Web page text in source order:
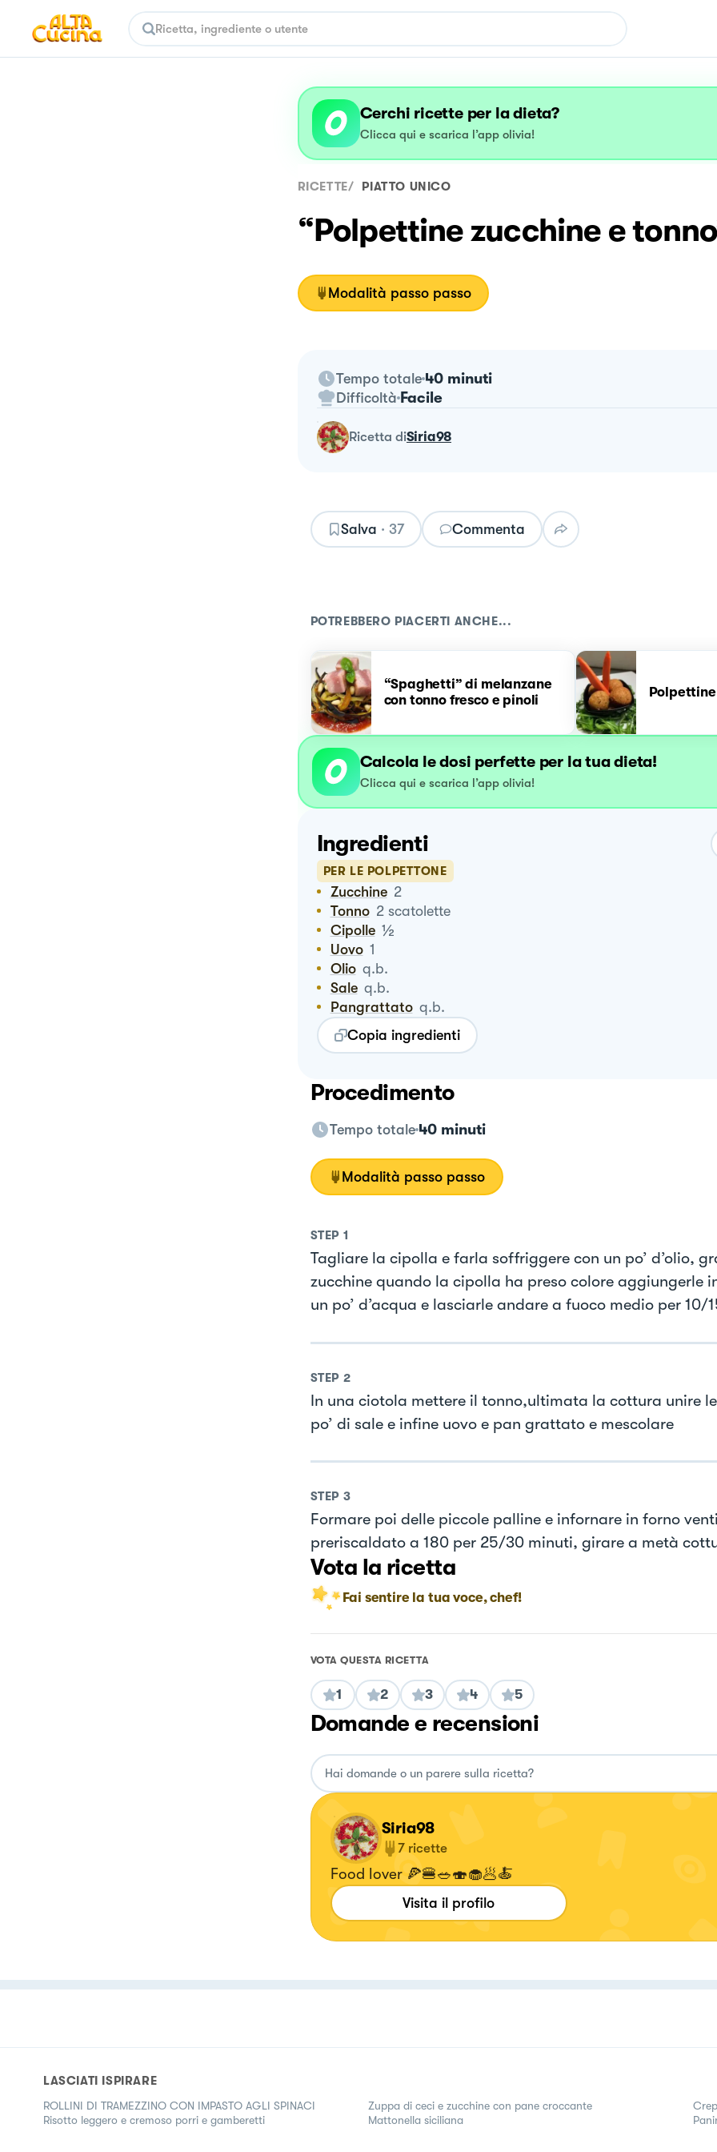
Cerchi ricette per la dieta?
Clicca qui e scarica l’app olivia!
RICETTE/ PIATTO UNICO
“Polpettine zucchine e
Modalità passo passo
Tempo totale 40 minuti
Difficoltà Facile
ricetta diSiria98
Salva · 37 Commenta
POTREBBERO PIACERTI ANCHE...
“Spaghetti” di melanzane
con tonno fresco e pinoli
Calcola le dosi perfette per la tua dieta!
Clicca qui e scarica l’app olivia!
Ingredienti
PER LE POLPETTONE
Zucchine 2
Tonno 2 scatolette
Cipolle ½
Uovo 1
Olio q.b.
Sale q.b.
Pangrattato q.b.
Copia ingredienti
Procedimento
Tempo totale 40 minuti
Modalità passo passo
STEP 1
Tagliare la cipolla e farla soffriggere con un po’ d’olio,
zucchine quando la cipolla ha preso colore aggiungerle
un po’ d’acqua e lasciarle andare a fuoco medio per 10/
STEP 2
In una ciotola mettere il tonno,ultimata la cottura unire
po’ di sale e infine uovo e pan grattato e mescolare
STEP 3
Formare poi delle piccole palline e infornare in forno
preriscaldato a 180 per 25/30 minuti, girare a metà
Vota la ricetta
Fai sentire la tua voce, chef!
VOTA QUESTA RICETTA
1 2 3 4 5
Domande e recensioni
Siria98
7 ricette
Food lover 🍕🍔🥗🍣🧁🥟🍝
Visita il profilo
LASCIATI ISPIRARE
ROLLINI DI TRAMEZZINO CON IMPASTO AGLI SPINACI
Risotto leggero e cremoso porri e gamberetti
Zuppa di ceci e zucchine con pane croccante
Mattonella siciliana